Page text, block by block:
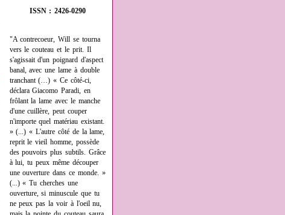
ISSN : 2426-0290
"A contrecoeur, Will se tourna
vers le couteau et le prit. Il
s'agissait d'un poignard d'aspect
banal, avec une lame à double
tranchant (…) « Ce côté-ci,
déclara Giacomo Paradi, en
frôlant la lame avec le manche
d'une cuillère, peut couper
n'importe quel matériau existant.
» (...) « L'autre côté de la lame,
reprit le vieil homme, possède
des pouvoirs plus subtils. Grâce
à lui, tu peux même découper
une ouverture dans ce monde. »
(...) « Tu cherches une
ouverture, si minuscule que tu
ne peux pas la voir à l'oeil nu,